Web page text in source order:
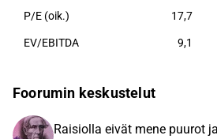
P/E (oik.) 17,7
EV/EBITDA 9,1
Foorumin keskustelut
Raisiolla eivät mene puurot